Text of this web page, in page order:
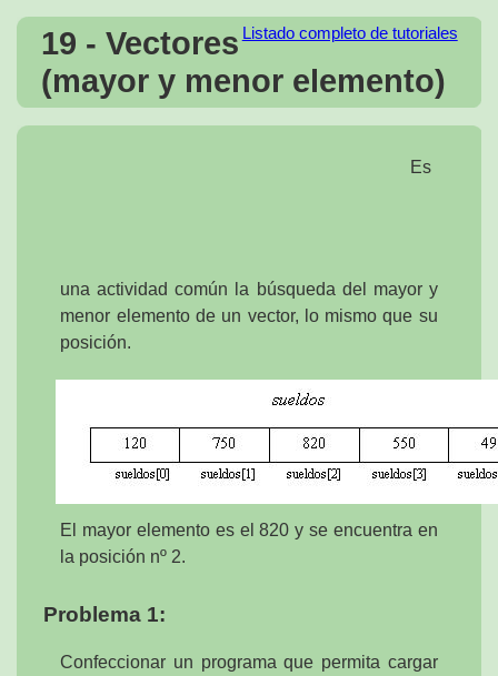
Listado completo de tutoriales
19 - Vectores
(mayor y menor elemento)
Es
una actividad común la búsqueda del mayor y
menor elemento de un vector, lo mismo que su
posición.
El mayor elemento es el 820 y se encuentra en
la posición nº 2.
Problema 1:
Confeccionar un programa que permita cargar